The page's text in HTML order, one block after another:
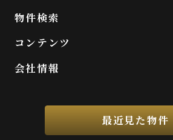
物件検索
コンテンツ
会社情報
最近見た物件